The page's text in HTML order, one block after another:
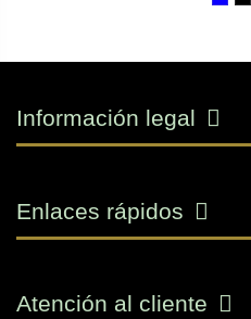
Información legal
Enlaces rápidos
Atención al cliente